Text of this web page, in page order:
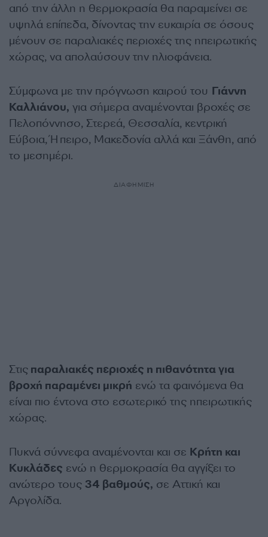
από την άλλη η θερμοκρασία θα παραμείνει σε
υψηλά επίπεδα, δίνοντας την ευκαιρία σε όσους
μένουν σε παραλιακές περιοχές της ηπειρωτικής
χώρας, να απολαύσουν την ηλιοφάνεια.
Σύμφωνα με την πρόγνωση καιρού του Γιάννη
Καλλιάνου, για σήμερα αναμένονται βροχές σε
Πελοπόννησο, Στερεά, Θεσσαλία, κεντρική
Εύβοια, Ήπειρο, Μακεδονία αλλά και Ξάνθη, από
το μεσημέρι.
ΔΙΑΦΗΜΙΣΗ
Στις παραλιακές περιοχές η πιθανότητα για
βροχή παραμένει μικρή ενώ τα φαινόμενα θα
είναι πιο έντονα στο εσωτερικό της ηπειρωτικής
χώρας.
Πυκνά σύννεφα αναμένονται και σε Κρήτη και
Κυκλάδες ενώ η θερμοκρασία θα αγγίξει το
ανώτερο τους 34 βαθμούς, σε Αττική και
Αργολίδα.